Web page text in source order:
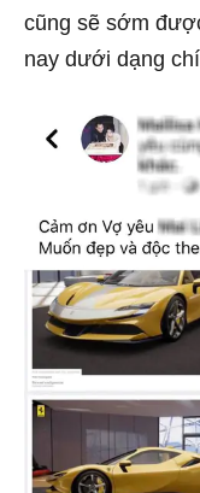
cũng sẽ sớm
nay dưới dạng